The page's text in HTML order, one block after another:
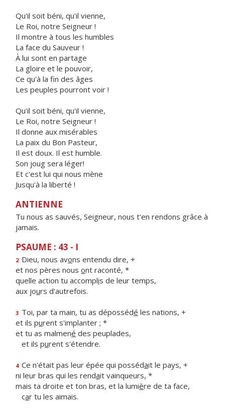
Qu'il soit béni, qu'il vienne,
Le Roi, notre Seigneur !
Il montre à tous les humbles
La face du Sauveur !
À lui sont en partage
La gloire et le pouvoir,
Ce qu'à la fin des âges
Les peuples pourront voir !
Qu'il soit béni, qu'il vienne,
Le Roi, notre Seigneur !
Il donne aux misérables
La paix du Bon Pasteur,
Il est doux. Il est humble.
Son joug sera léger!
Et c'est lui qui nous mène
Jusqu'à la liberté !
ANTIENNE
Tu nous as sauvés, Seigneur, nous t'en rendons grâce à
jamais.
PSAUME : 43 - I
2 Dieu, nous avons entendu dire, +
et nos pères nous ont raconté, *
quelle action tu accomplis de leur temps,
aux jours d'autrefois.
3 Toi, par ta main, tu as dépossédé les nations, +
et ils purent s'implanter ; *
et tu as malmené des peuplades,
et ils purent s'étendre.
4 Ce n'était pas leur épée qui possédait le pays, +
ni leur bras qui les rendait vainqueurs, *
mais ta droite et ton bras, et la lumière de ta face,
car tu les aimais.